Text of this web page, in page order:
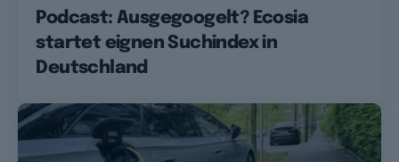
Podcast: Ausgegoogelt? Ecosia
startet eignen Suchindex in
Deutschland